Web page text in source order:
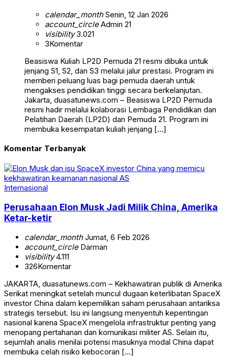
calendar_monthSenin, 12 Jan 2026
account_circleAdmin 21
visibility3.021
3Komentar
Beasiswa Kuliah LP2D Pemuda 21 resmi dibuka untuk
jenjang S1, S2, dan S3 melalui jalur prestasi. Program ini
memberi peluang luas bagi pemuda daerah untuk
mengakses pendidikan tinggi secara berkelanjutan.
Jakarta, duasatunews.com – Beasiswa LP2D Pemuda
resmi hadir melalui kolaborasi Lembaga Pendidikan dan
Pelatihan Daerah (LP2D) dan Pemuda 21. Program ini
membuka kesempatan kuliah jenjang […]
Komentar Terbanyak
Internasional
Perusahaan Elon Musk Jadi Milik China, Amerika
Ketar-ketir
calendar_monthJumat, 6 Feb 2026
account_circleDarman
visibility4.111
326Komentar
JAKARTA, duasatunews.com – Kekhawatiran publik di Amerika
Serikat meningkat setelah muncul dugaan keterlibatan SpaceX
investor China dalam kepemilikan saham perusahaan antariksa
strategis tersebut. Isu ini langsung menyentuh kepentingan
nasional karena SpaceX mengelola infrastruktur penting yang
menopang pertahanan dan komunikasi militer AS. Selain itu,
sejumlah analis menilai potensi masuknya modal China dapat
membuka celah risiko kebocoran […]